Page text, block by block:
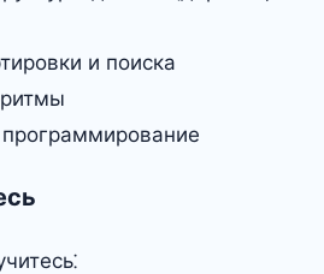
и поиска